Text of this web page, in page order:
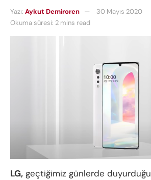
Yazı: Aykut Demiroren
30 Mayıs 2020
Okuma süresi: 2 mins read
LG, geçtiğimiz günlerde duyurduğu